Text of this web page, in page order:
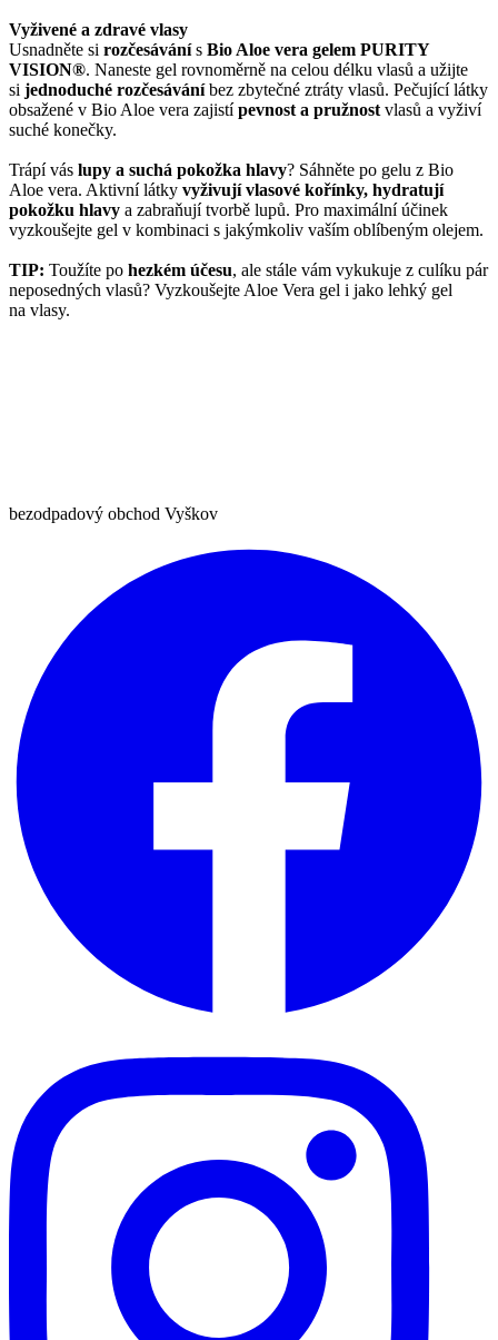
Vyživené a zdravé vlasy
Usnadněte si rozčesávánís Bio Aloe vera gelem PURITY
VISION®. Naneste gel rovnoměrně na celou délku vlasů a užijte
si jednoduché rozčesáváníbez zbytečné ztráty vlasů. Pečující látky
obsažené v Bio Aloe vera zajistípevnost a pružnost vlasů a vyživí
suché konečky.
Trápí vás lupy a suchá pokožka hlavy? Sáhněte po gelu z Bio
Aloe vera. Aktivní látky vyživují vlasové kořínky, hydratují
pokožku hlavy a zabraňují tvorbě lupů. Pro maximální účinek
vyzkoušejte gel v kombinaci s jakýmkoliv vaším oblíbeným olejem.
TIP: Toužíte po hezkém účesu, ale stále vám vykukuje z culíku pár
neposedných vlasů? Vyzkoušejte Aloe Vera gel i jako lehký gel
na vlasy.
bezodpadový obchod Vyškov